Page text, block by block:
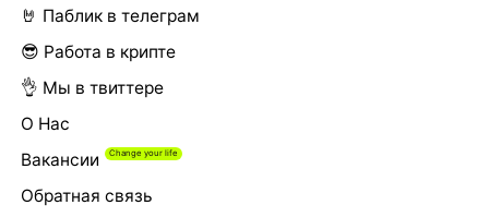
🤘 Паблик в телеграм
😎 Работа в крипте
👌 Мы в твиттере
О Нас
Вакансии
Обратная связь